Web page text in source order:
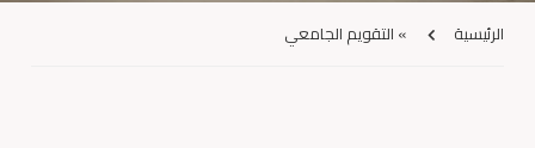
الرئيسية » التقويم الجامعي